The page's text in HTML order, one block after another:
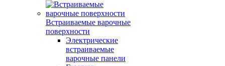
Встраиваемые варочные
поверхности
Электрические
встраиваемые
варочные панели